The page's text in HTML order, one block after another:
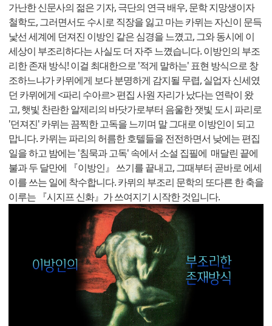
가난한 신문사의 젊은 기자, 극단의 연극 배우, 문학 지망생이자
철학도, 그러면서도 수시로 직장을 잃고 마는 카뮈는 자신이 문득
낯선 세계에 던져진 이방인 같은 심경을 느꼈고, 그와 동시에 이
세상이 부조리하다는 사실도 더 자주 느꼈습니다. 이방인의 부조
리한 존재 방식! 이걸 최대한으로 '적게 말하는' 표현 방식으로 창
조하느냐가 카뮈에게 보다 분명하게 감지될 무렵, 실업자 신세였
던 카뮈에게 <파리 수아르> 편집 사원 자리가 났다는 연락이 왔
고, 햇빛 찬란한 알제리의 바닷가로부터 음울한 잿빛 도시 파리로
'던져진' 카뮈는 끔찍한 고독을 느끼며 말 그대로 이방인이 되고
맙니다. 카뮈는 파리의 허름한 호텔들을 전전하면서 낮에는 편집
일을 하고 밤에는 '침묵과 고독' 속에서 소설 집필에 매달린 끝에
불과 두 달만에 『이방인』 쓰기를 끝내고, 그때부터 곧바로 에세
이를 쓰는 일에 착수합니다. 카뮈의 부조리 문학의 또다른 한 축을
이루는 『시지프 신화』가 쓰여지기 시작한 것입니다.